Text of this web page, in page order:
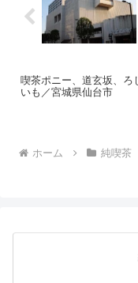
喫茶ポニー、道玄坂、ろ
いも／宮城県仙台市
ホーム 純喫茶